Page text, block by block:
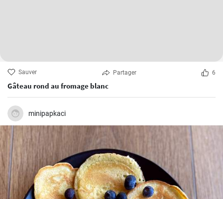
Sauver Partager 6
Gâteau rond au fromage blanc
minipapkaci